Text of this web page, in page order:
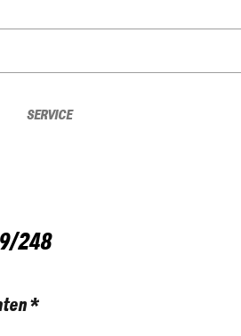
SERVICE
248
*